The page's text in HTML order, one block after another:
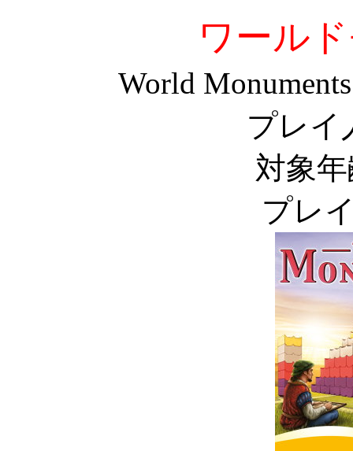
ワール
World
プレイ
対象
プレ